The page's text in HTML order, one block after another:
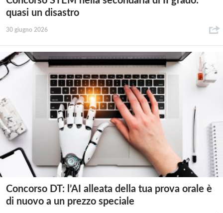
quasi un disastro
30 giugno 2026
Concorso DT: l’AI alleata della tua prova orale è
di nuovo a un prezzo speciale